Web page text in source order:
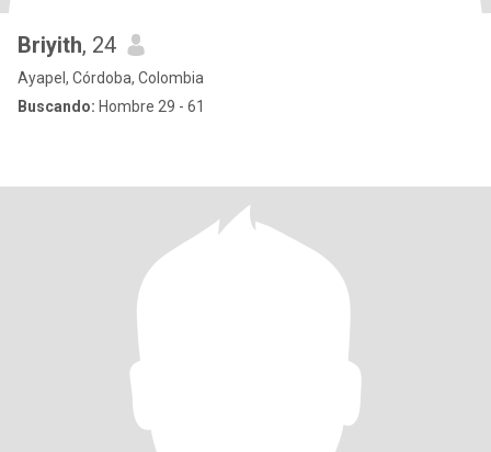
Briyith, 24
Ayapel, Córdoba, Colombia
Buscando: Hombre 29 - 61